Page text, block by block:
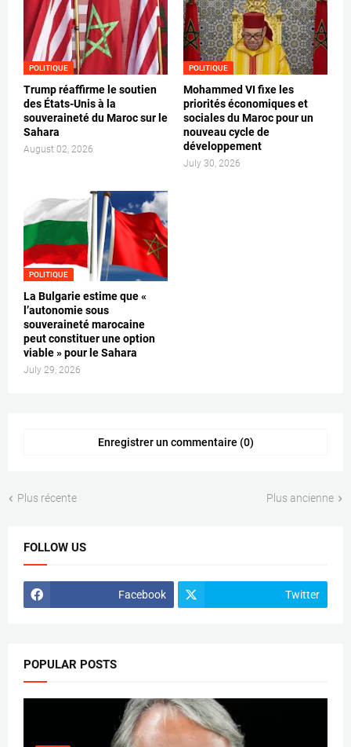
POLITIQUE
Trump réaffirme le soutien
des États-Unis à la
souveraineté du Maroc sur le
Sahara
August 02, 2026
POLITIQUE
Mohammed VI fixe les
priorités économiques et
sociales du Maroc pour un
nouveau cycle de
développement
July 30, 2026
POLITIQUE
La Bulgarie estime que «
l’autonomie sous
souveraineté marocaine
peut constituer une option
viable » pour le Sahara
July 29, 2026
Enregistrer un commentaire (0)
Plus récente Plus ancienne
FOLLOW US
Facebook Twitter
POPULAR POSTS